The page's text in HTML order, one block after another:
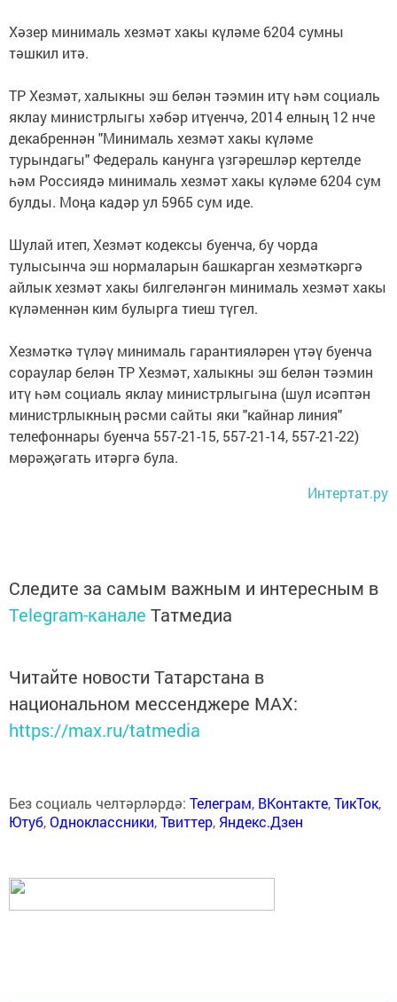
Хәзер минималь хезмәт хакы күләме 6204 сумны
тәшкил итә.
ТР Хезмәт, халыкны эш белән тәэмин итү һәм социаль
яклау министрлыгы хәбәр итүенчә, 2014 елның 12 нче
декабреннән "Минималь хезмәт хакы күләме
турындагы" Федераль канунга үзгәрешләр кертелде
һәм Россиядә минималь хезмәт хакы күләме 6204 сум
булды. Моңа кадәр ул 5965 сум иде.
Шулай итеп, Хезмәт кодексы буенча, бу чорда
тулысынча эш нормаларын башкарган хезмәткәргә
айлык хезмәт хакы билгеләнгән минималь хезмәт хакы
күләменнән ким булырга тиеш түгел.
Хезмәткә түләү минималь гарантияләрен үтәү буенча
сораулар белән ТР Хезмәт, халыкны эш белән тәэмин
итү һәм социаль яклау министрлыгына (шул исәптән
министрлыкның рәсми сайты яки "кайнар линия"
телефоннары буенча 557-21-15, 557-21-14, 557-21-22)
мөрәҗәгать итәргә була.
Интертат.ру
Следите за самым важным и интересным в
Telegram-канале Татмедиа
Читайте новости Татарстана в
национальном мессенджере MАХ:
https://max.ru/tatmedia
Без социаль челтәрләрдә: Телеграм, ВКонтакте,ТикТок,
Ютуб,Одноклассники,Твиттер, Яндекс.Дзен